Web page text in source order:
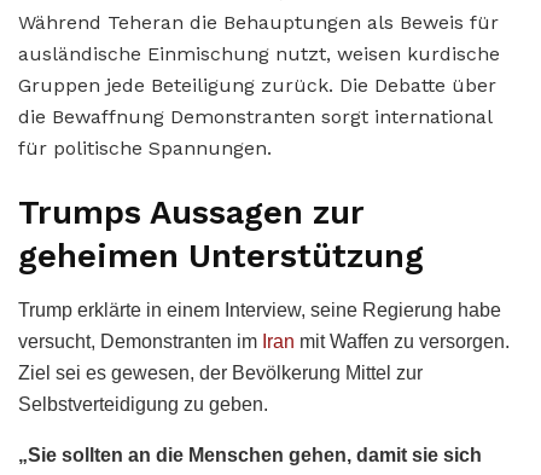
Während Teheran die Behauptungen als Beweis für
ausländische Einmischung nutzt, weisen kurdische
Gruppen jede Beteiligung zurück. Die Debatte über
die Bewaffnung Demonstranten sorgt international
für politische Spannungen.
Trumps Aussagen zur
geheimen Unterstützung
Trump erklärte in einem Interview, seine Regierung habe
versucht, Demonstranten im Iran mit Waffen zu versorgen.
Ziel sei es gewesen, der Bevölkerung Mittel zur
Selbstverteidigung zu geben.
„Sie sollten an die Menschen gehen, damit sie sich